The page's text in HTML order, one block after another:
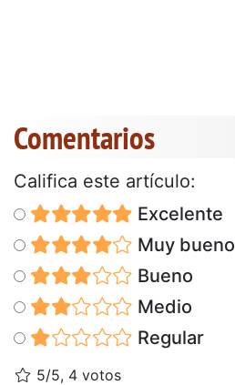
Comentarios
Califica este artículo:
Excelente
Muy bueno
Bueno
Medio
Regular
5/5, 4 votos